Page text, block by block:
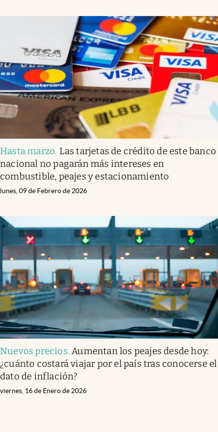
Hasta marzo. Las tarjetas de crédito de este banco
nacional no pagarán más intereses en
combustible, peajes y estacionamiento
lunes, 09 de Febrero de 2026
Nuevos precios.Aumentan los peajes desde hoy:
¿cuánto costará viajar por el país tras conocerse el
dato de inflación?
viernes, 16 de Enero de 2026